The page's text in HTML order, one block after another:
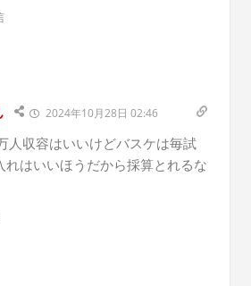
2024年10月28日 02:46
人収容はいいけどバスケは毎試
はいいほうだから採算とれるな